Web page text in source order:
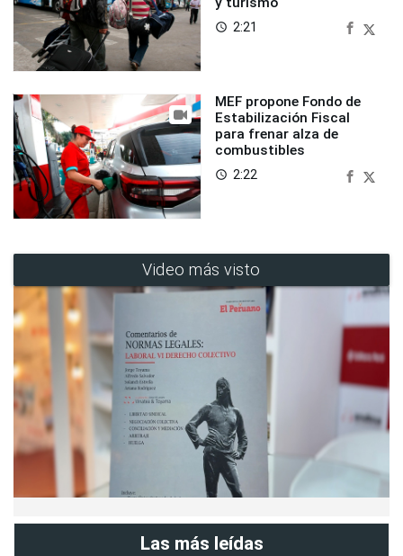
access_time 2:21
MEF propone Fondo de
Estabilización Fiscal
para frenar alza de
combustibles
access_time 2:22
Video más visto
Las más leídas